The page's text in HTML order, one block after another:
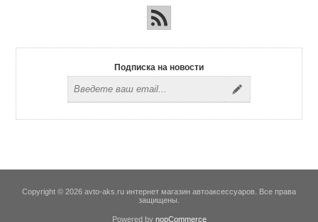
Подписка на новости
Copyright © 2026 avto-aks.ru интернет магазин автоаксессуаров. Все права
защищены.
Powered by nopCommerce